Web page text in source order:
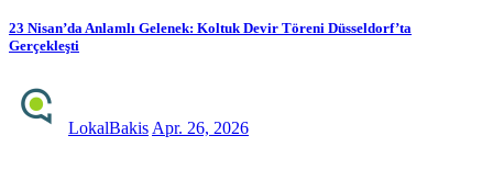
23 Nisan’da Anlamlı Gelenek: Koltuk Devir Töreni Düsseldorf’ta
Gerçekleşti
LokalBakis Apr. 26, 2026